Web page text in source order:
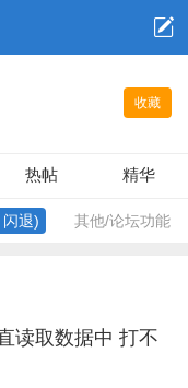
收藏
热帖 精华
退) 其他/论坛功能
读取数据中 打不